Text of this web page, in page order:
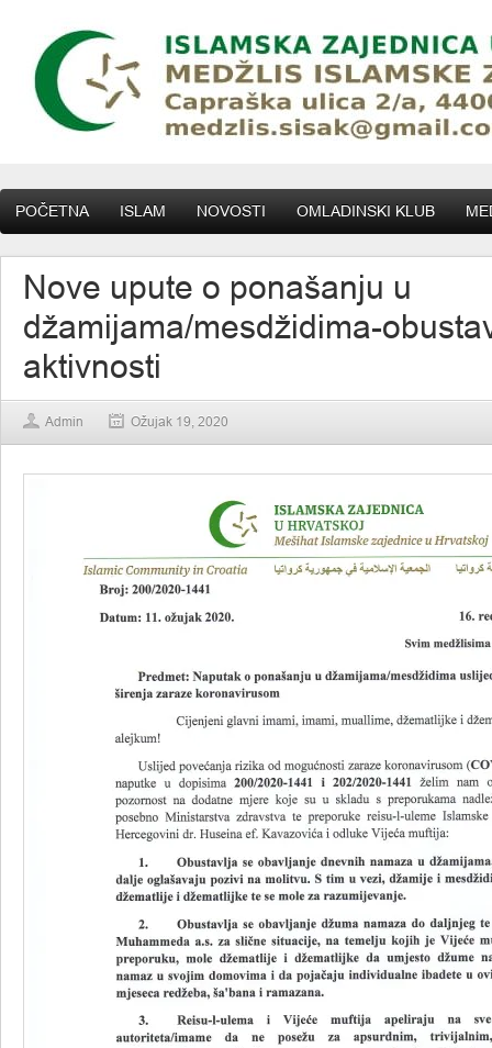
POČETNA ISLAM NOVOSTI OMLADINSKI KLUB
Nove upute o ponašanju u
džamijama/mesdžidima-
aktivnosti
Admin Ožujak 19, 2020